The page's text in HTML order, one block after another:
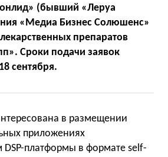
(бывший «Леруа
«Медиа Бизнес Солюшенс»
препаратов
Сроки подачи заявок
сентября.
в размещении
приложениях
DSP-платформы в формате self-